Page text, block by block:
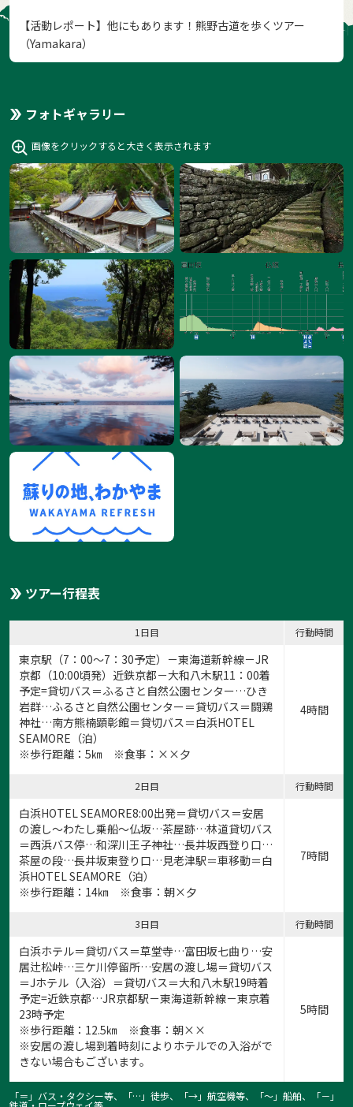
【活動レポート】他にもあります！熊野古道を歩くツアー
（Yamakara）
フォトギャラリー
画像をクリックすると大きく表示されます
ツアー行程表
1日目 行動時間
東京駅（7：00～7：30予定）－東海道新幹線－JR
京都（10:00頃発）近鉄京都－大和八木駅11：00着
予定=貸切バス＝ふるさと自然公園センター…ひき
岩群…ふるさと自然公園センター＝貸切バス＝闘鶏
神社…南方熊楠顕彰館＝貸切バス＝白浜HOTEL
SEAMORE（泊）
※歩行距離：5㎞ ※食事：××夕
4時間
2日目 行動時間
白浜HOTEL SEAMORE8:00出発＝貸切バス＝安居
の渡し～わたし乗船～仏坂…茶屋跡…林道貸切バス
＝西浜バス停…和深川王子神社…長井坂西登り口…
茶屋の段…長井坂東登り口…見老津駅＝車移動＝白
浜HOTEL SEAMORE（泊）
※歩行距離：14㎞ ※食事：朝×夕
7時間
3日目 行動時間
白浜ホテル＝貸切バス＝草堂寺…富田坂七曲り…安
居辻松峠…三ケ川停留所…安居の渡し場＝貸切バス
＝Jホテル（入浴）＝貸切バス＝大和八木駅19時着
予定=近鉄京都…JR京都駅－東海道新幹線－東京着
23時予定
※歩行距離：12.5㎞ ※食事：朝××
※安居の渡し場到着時刻によりホテルでの入浴がで
きない場合もございます。
5時間
「＝」バス・タクシー等、「…」徒歩、「→」航空機等、「〜」船舶、「－」